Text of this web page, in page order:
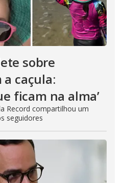
sobre
caçula:
ficam na alma’
Record compartilhou um
seguidores